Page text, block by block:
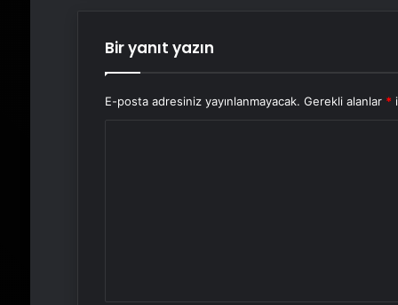
Bir yanıt yazın
E-posta adresiniz yayınlanmayacak. Gerekli alanlar *